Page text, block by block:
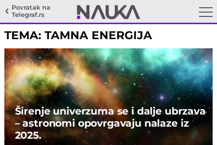
Povratak na
Telegraf.rs
TEMA: TAMNA ENERGIJA
Širenje univerzuma se i dalje ubrzava
– astronomi opovrgavaju nalaze iz
2025.